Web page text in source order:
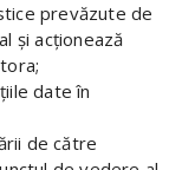
prevăzute de
şi acţionează
date în
de către